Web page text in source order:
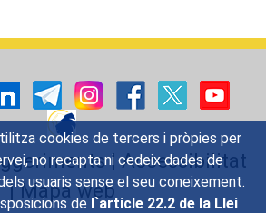
cookies de tercers i pròpies per
no recapta ni cedeix dades de
usuaris sense el seu coneixement.
del`article 22.2 de la Llei
|Accessibilitat
|Mapa web